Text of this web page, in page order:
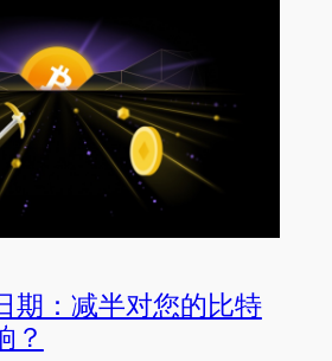
期：减半对您的比特
？